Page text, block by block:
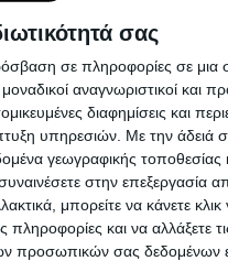
σας
σε πληροφορίες σε
αναγνωριστικοί και
διαφημίσεις και
υπηρεσιών. Με την άδειά
γεωγραφικής τοποθεσίας
στην επεξεργασία
μπορείτε να κάνετε κλικ
και να αλλάξετε
προσωπικών σας δεδομένων
την τοπική κοινωνία της
Χαράλαμπος Πρασσάς
16/1/